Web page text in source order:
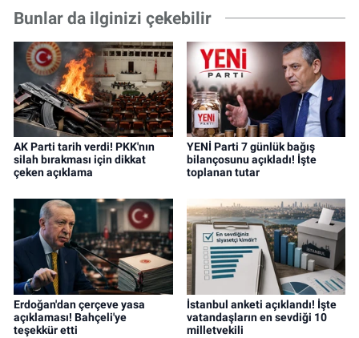
Bunlar da ilginizi çekebilir
AK Parti tarih verdi! PKK'nın
silah bırakması için dikkat
çeken açıklama
YENİ Parti 7 günlük bağış
bilançosunu açıkladı! İşte
toplanan tutar
Erdoğan'dan çerçeve yasa
açıklaması! Bahçeli'ye
teşekkür etti
İstanbul anketi açıklandı! İşte
vatandaşların en sevdiği 10
milletvekili